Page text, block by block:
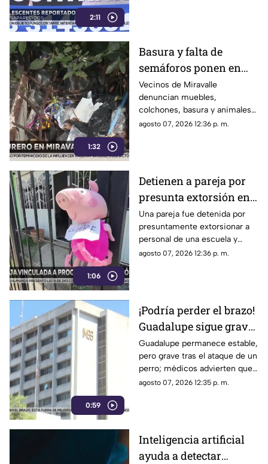
2:11
1:32
Basura y falta de
semáforos ponen en
riesgo a vecinos de
Miravalle
Vecinos de Miravalle
denuncian muebles,
colchones, basura y animales
muertos, además de la falta de
agosto 07, 2026 12:36 p. m.
1:06
Detienen a pareja por
presunta extorsión en
plantel educativo de
Guadalajara
Una pareja fue detenida por
presuntamente extorsionar a
personal de una escuela y
permanecerá seis meses en
agosto 07, 2026 12:36 p. m.
0:59
¡Podría perder el brazo!
Guadalupe sigue grave
de salud tras salvar a
sus nietas del ataque de
un perro
Guadalupe permanece estable,
pero grave tras el ataque de un
perro; médicos advierten que
podría perder una mano o
agosto 07, 2026 12:35 p. m.
Inteligencia artificial
ayuda a detectar